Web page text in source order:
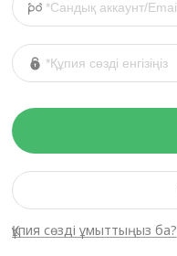
Құпия сөзді ұмыттыңыз ба?